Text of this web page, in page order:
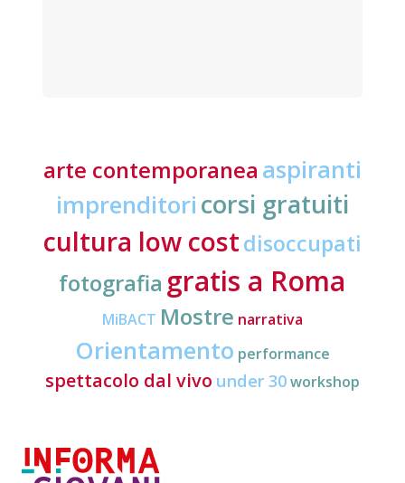
arte contemporanea aspiranti
imprenditori corsi gratuiti
cultura low costdisoccupati
fotografia gratis a Roma
MiBACT Mostre narrativa
Orientamento performance
spettacolo dal vivo under 30workshop